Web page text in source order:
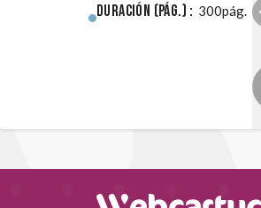
Negro/Color
Duración (pág.) : 300pág.